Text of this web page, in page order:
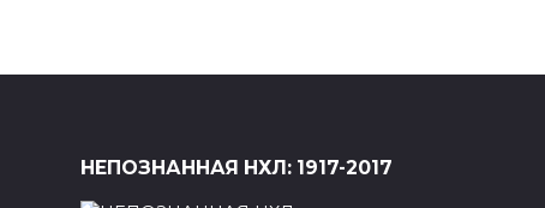
НЕПОЗНАННАЯ НХЛ: 1917-2017